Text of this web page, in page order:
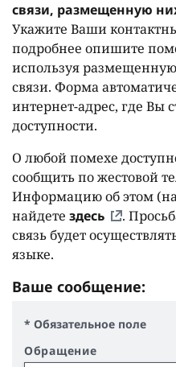
связи, размещенную
Укажите Ваши
подробнее опишите
используя
связи. Форма
интернет-адрес, где Вы
доступности.
О любой помехе
сообщить по жестовой
Информацию об этом
найдете здесь
.
связь будет
языке.
Ваше сообщение:
* Обязательное поле
Обращение